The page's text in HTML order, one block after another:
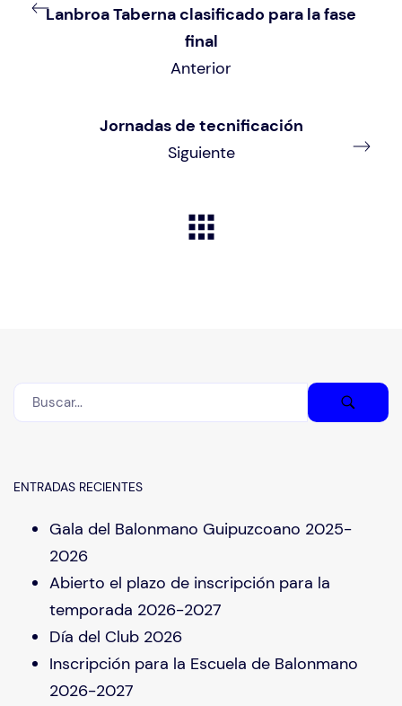
Lanbroa Taberna clasificado para la fase
final
Anterior
Jornadas de tecnificación
Siguiente
ENTRADAS RECIENTES
Gala del Balonmano Guipuzcoano 2025-
2026
Abierto el plazo de inscripción para la
temporada 2026-2027
Día del Club 2026
Inscripción para la Escuela de Balonmano
2026-2027